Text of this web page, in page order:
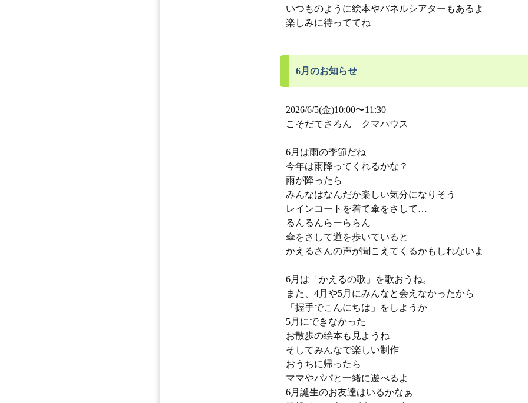
いつものように絵本やパネルシアターもあるよ
楽しみに待っててね
6月のお知らせ
2026/6/5(金)10:00〜11:30
こそだてさろん クマハウス
6月は雨の季節だね
今年は雨降ってくれるかな？
雨が降ったら
みんなはなんだか楽しい気分になりそう
レインコートを着て傘をさして…
るんるんらーららん
傘をさして道を歩いていると
かえるさんの声が聞こえてくるかもしれないよ
6月は「かえるの歌」を歌おうね。
また、4月や5月にみんなと会えなかったから
「握手でこんにちは」をしようか
5月にできなかった
お散歩の絵本も見ようね
そしてみんなで楽しい制作
おうちに帰ったら
ママやパパと一緒に遊べるよ
6月誕生のお友達はいるかなぁ